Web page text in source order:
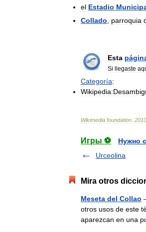
el Estadio
Collado
parroquia
Esta
Si llegaste
Categoría:
Wikimedia foundation 2010
Игры ⚽
Нужно
Urceolina
Mira otros
Meseta del Collao
otros usos de este
aparezcan en una